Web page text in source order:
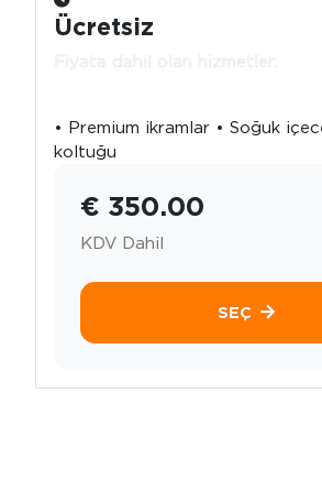
Ücretsiz
Fiyata dahil olan hizmetler:
• Premium ikramlar • Soğuk
koltuğu
€ 350.00
KDV Dahil
SEÇ